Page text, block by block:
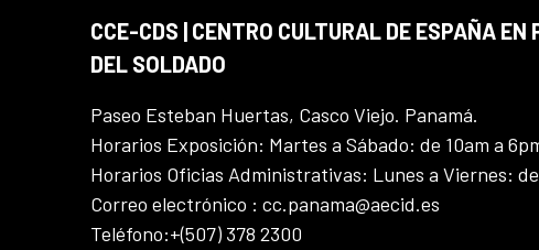
CCE-CDS | CENTRO CULTURAL DE ESPAÑA
DEL SOLDADO
Paseo Esteban Huertas, Casco Viejo. Panamá.
Horarios Exposición: Martes a Sábado: de 10am a
Horarios Oficias Administrativas: Lunes a Viernes:
Correo electrónico : cc.panama@aecid.es
Teléfono:+(507) 378 2300